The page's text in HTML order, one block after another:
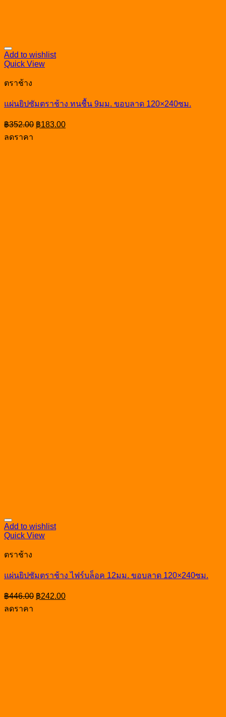
Add to wishlist
Quick View
ตราช้าง
แผ่นยิปซัมตราช้าง ทนชื้น 9มม. ขอบลาด 120×240ซม.
฿352.00 Original
price
฿183.00Current
price
ลดราคา
Add to wishlist
Quick View
ตราช้าง
แผ่นยิปซัมตราช้าง ไฟร์บล็อค 12มม. ขอบลาด 120×240ซม.
฿446.00 Original
price
฿242.00Current
price
ลดราคา